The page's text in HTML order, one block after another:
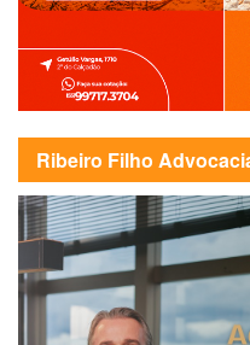
Ribeiro Filho